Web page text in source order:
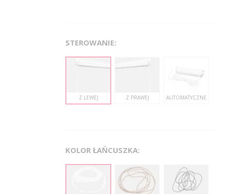
STEROWANIE:
Z LEWEJ Z PRAWEJ AUTOMATYCZNE
KOLOR ŁAŃCUSZKA: